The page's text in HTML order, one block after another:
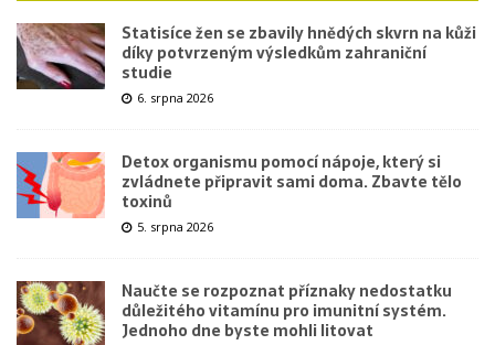
Statisíce žen se zbavily hnědých skvrn na kůži
díky potvrzeným výsledkům zahraniční
studie
6. srpna 2026
Detox organismu pomocí nápoje, který si
zvládnete připravit sami doma. Zbavte tělo
toxinů
5. srpna 2026
Naučte se rozpoznat příznaky nedostatku
důležitého vitamínu pro imunitní systém.
Jednoho dne byste mohli litovat